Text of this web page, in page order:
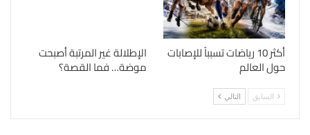
أكثر 10 رياضات تسبباً للإصابات
حول العالم
الإطلالة غير المرتبة أصبحت
موضة… فما القصة؟
السابق التالي